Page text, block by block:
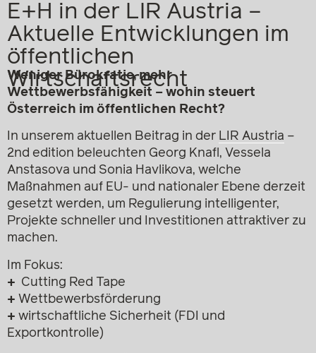
E+H in der LIR Austria –
Aktuelle Entwicklungen im
öffentlichen
Wirtschaftsrecht
Weniger Bürokratie, mehr
Wettbewerbsfähigkeit – wohin steuert
Österreich im öffentlichen Recht?
In unserem aktuellen Beitrag in der LIR Austria –
2nd edition beleuchten Georg Knafl, Vessela
Anstasova und Sonia Havlikova, welche
Maßnahmen auf EU- und nationaler Ebene derzeit
gesetzt werden, um Regulierung intelligenter,
Projekte schneller und Investitionen attraktiver zu
machen.
Im Fokus:
+ Cutting Red Tape
+ Wettbewerbsförderung
+ wirtschaftliche Sicherheit (FDI und
Exportkontrolle)